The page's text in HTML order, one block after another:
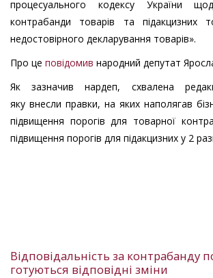
процесуального кодексу України
контрабанди товарів та підакцизних
недостовірного декларування товарів».
Про це повідомив народний депутат
Як зазначив нардеп, схвалена
яку внесли правки, на яких наполягав
підвищення порогів для товарної
підвищення порогів для підакцизних у 2
Відповідальність за контрабанду
готуються відповідні зміни